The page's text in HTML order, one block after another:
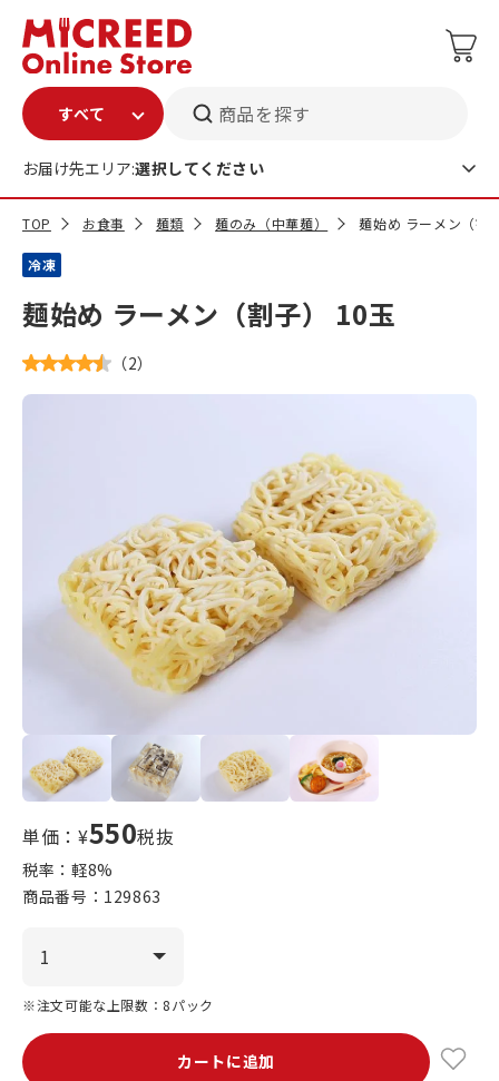
商品を探す
お届け先エリア:選択してください
TOP お食事 麺類 麺のみ（中華麺） 麺始め ラーメン（割
冷凍
麺始め ラーメン（割子） 10玉
（2）
単価：¥550税抜
税率：軽8%
商品番号： 129863
※注文可能な上限数：8パック
カートに追加